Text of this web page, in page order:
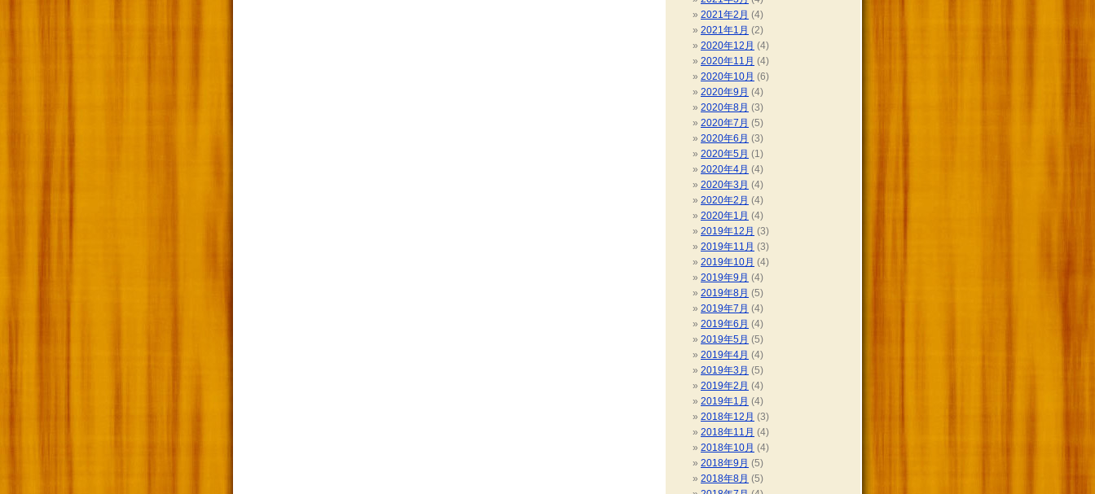
2021年2月 (4)
2021年1月 (2)
2020年12月 (4)
2020年11月 (4)
2020年10月 (6)
2020年9月 (4)
2020年8月 (3)
2020年7月 (5)
2020年6月 (3)
2020年5月 (1)
2020年4月 (4)
2020年3月 (4)
2020年2月 (4)
2020年1月 (4)
2019年12月 (3)
2019年11月 (3)
2019年10月 (4)
2019年9月 (4)
2019年8月 (5)
2019年7月 (4)
2019年6月 (4)
2019年5月 (5)
2019年4月 (4)
2019年3月 (5)
2019年2月 (4)
2019年1月 (4)
2018年12月 (3)
2018年11月 (4)
2018年10月 (4)
2018年9月 (5)
2018年8月 (5)